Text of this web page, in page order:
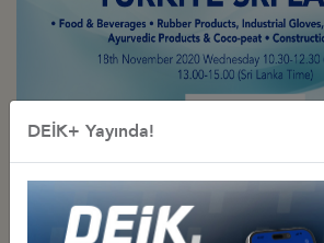
İlgili Dosyalar
TASLAK PROGRAM
DEİK+ Yayında!